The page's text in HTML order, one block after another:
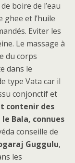
boire de l’eau
ghee et l’huile
Eviter les
Le massage à
du corps
dans le
type Vata car il
conjonctif et
contenir des
Bala, connues
conseille de
Guggulu,
les